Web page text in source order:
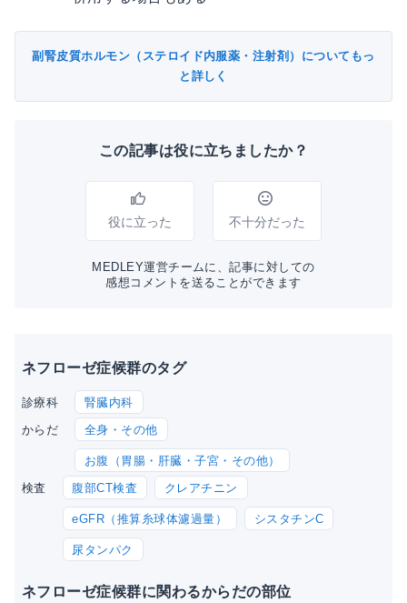
副腎皮質ホルモン（ステロイド内服薬・注射剤）についてもっ
と詳しく
この記事は役に立ちましたか？
役に立った 不十分だった
MEDLEY運営チームに、記事に対しての
感想コメントを送ることができます
ネフローゼ症候群のタグ
診療科 腎臓内科
からだ 全身・その他
お腹（胃腸・肝臓・子宮・その他）
検査 腹部CT検査 クレアチニン
eGFR（推算糸球体濾過量） シスタチンC
尿タンパク
ネフローゼ症候群に関わるからだの部位